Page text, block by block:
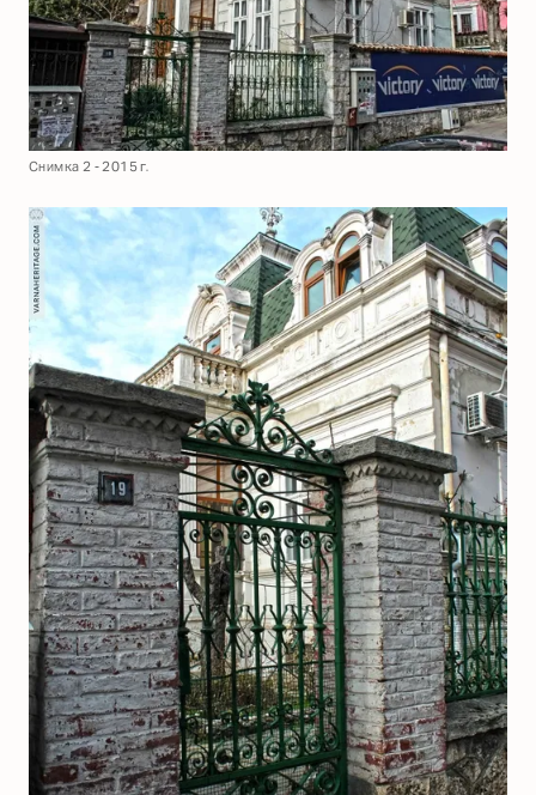
Снимка 2 - 2015 г.